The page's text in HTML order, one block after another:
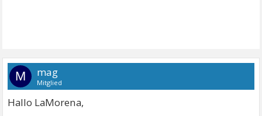
M mag
Mitglied
Hallo LaMorena,